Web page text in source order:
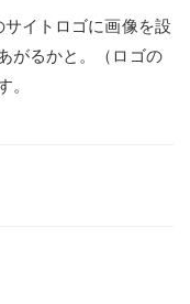
サイトロゴに画像を設
がるかと。（ロゴの
。